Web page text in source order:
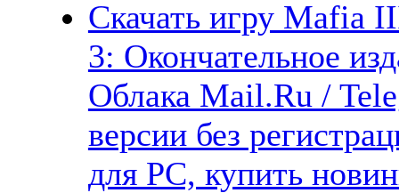
Скачать игру
3: Окончательное
Облака Mail.Ru /
версии без
для PC, купить